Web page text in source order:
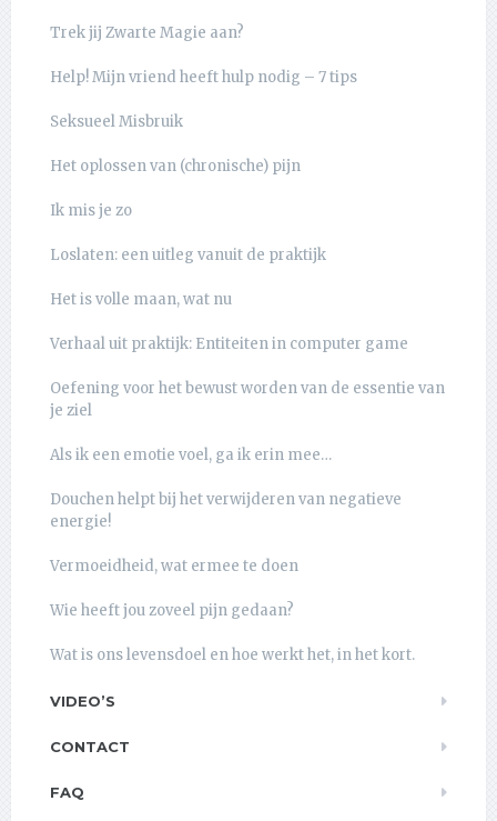
Trek jij Zwarte Magie aan?
Help! Mijn vriend heeft hulp nodig – 7 tips
Seksueel Misbruik
Het oplossen van (chronische) pijn
Ik mis je zo
Loslaten: een uitleg vanuit de praktijk
Het is volle maan, wat nu
Verhaal uit praktijk: Entiteiten in computer game
Oefening voor het bewust worden van de essentie van
je ziel
Als ik een emotie voel, ga ik erin mee…
Douchen helpt bij het verwijderen van negatieve
energie!
Vermoeidheid, wat ermee te doen
Wie heeft jou zoveel pijn gedaan?
Wat is ons levensdoel en hoe werkt het, in het kort.
VIDEO’S
CONTACT
FAQ